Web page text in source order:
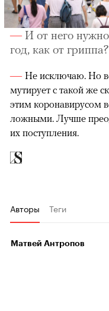
И от него
год, как от гриппа?
Не исключаю. Но
мутирует с такой же
этим коронавирусом
ложными. Лучше
их поступления.
Авторы Теги
Матвей Антропов